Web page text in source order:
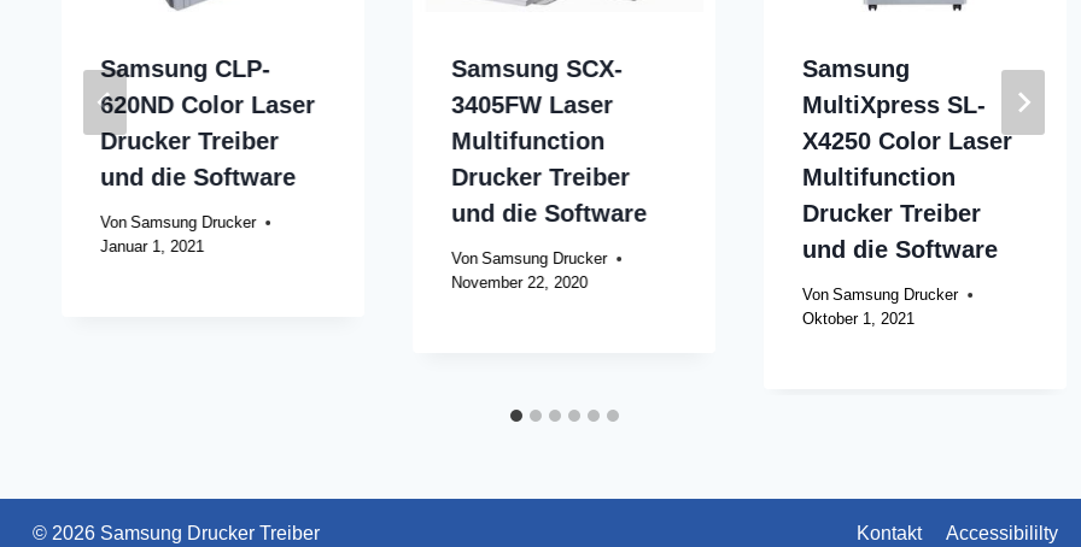
Samsung CLP-
620ND Color Laser
Drucker Treiber
und die Software
Von Samsung Drucker
Januar 1, 2021
Samsung SCX-
3405FW Laser
Multifunction
Drucker Treiber
und die Software
Von Samsung Drucker
November 22, 2020
Samsung
MultiXpress SL-
X4250 Color Laser
Multifunction
Drucker Treiber
und die Software
Von Samsung Drucker
Oktober 1, 2021
© 2026 Samsung Drucker Treiber Kontakt Accessibililty